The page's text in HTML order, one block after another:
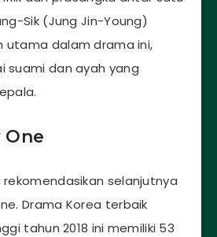
Sik (Jung Jin-Young)
utama dalam drama ini,
suami dan ayah yang
One
rekomendasikan selanjutnya
Drama Korea terbaik
tahun 2018 ini memiliki 53